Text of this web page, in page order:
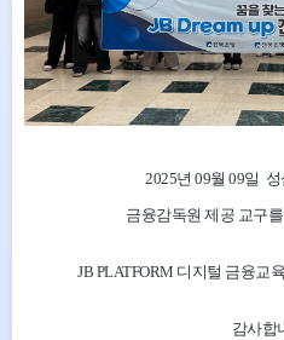
2025년 09월 09일 성
금융감독원 제공 교구
JB PLATFORM 디지털 금융교
감사합